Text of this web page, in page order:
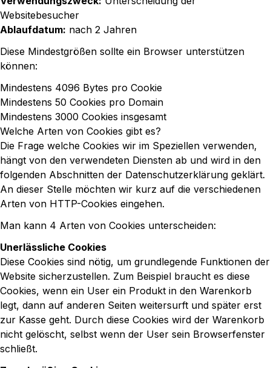
Websitebesucher
Ablaufdatum: nach 2 Jahren
Diese Mindestgrößen sollte ein Browser unterstützen
können:
Mindestens 4096 Bytes pro Cookie
Mindestens 50 Cookies pro Domain
Mindestens 3000 Cookies insgesamt
Welche Arten von Cookies gibt es?
Die Frage welche Cookies wir im Speziellen verwenden,
hängt von den verwendeten Diensten ab und wird in den
folgenden Abschnitten der Datenschutzerklärung geklärt.
An dieser Stelle möchten wir kurz auf die verschiedenen
Arten von HTTP-Cookies eingehen.
Man kann 4 Arten von Cookies unterscheiden:
Unerlässliche Cookies
Diese Cookies sind nötig, um grundlegende Funktionen der
Website sicherzustellen. Zum Beispiel braucht es diese
Cookies, wenn ein User ein Produkt in den Warenkorb
legt, dann auf anderen Seiten weitersurft und später erst
zur Kasse geht. Durch diese Cookies wird der Warenkorb
nicht gelöscht, selbst wenn der User sein Browserfenster
schließt.